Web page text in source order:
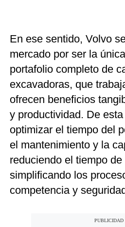
En ese sentido, Volvo
mercado por ser la
portafolio completo de
excavadoras, que
ofrecen beneficios
y productividad. De
optimizar el tiempo del
el mantenimiento y la
reduciendo el tiempo
simplificando los
competencia y